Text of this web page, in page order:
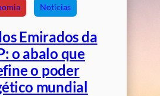
Noticias
Emirados da
o abalo que
o poder
mundial